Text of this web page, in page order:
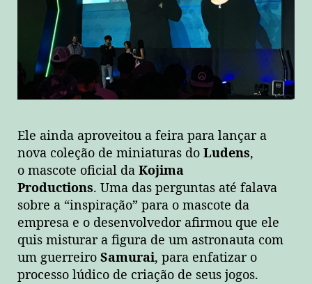
Ele ainda aproveitou a feira para lançar a
nova coleção de miniaturas do Ludens,
o mascote oficial da Kojima
Productions. Uma das perguntas até falava
sobre a “inspiração” para o mascote da
empresa e o desenvolvedor afirmou que ele
quis misturar a figura de um astronauta com
um guerreiro Samurai, para enfatizar o
processo lúdico de criação de seus jogos.